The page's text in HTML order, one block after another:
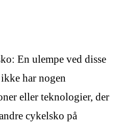
En ulempe ved disse
har nogen
eller teknologier, der
cykelsko på